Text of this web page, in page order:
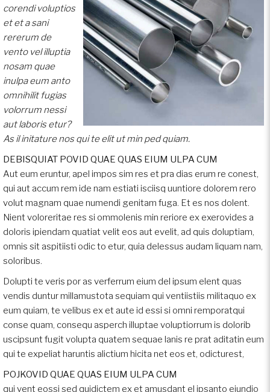
corendi voluptios
et et a sani
rererum de
vento vel illuptia
nosam quae
inulpa eum anto
omnihilit fugias
volorrum nessi
aut laboris etur?
As il initature nos qui te elit ut min ped quiam.
DEBISQUIAT POVID QUAE QUAS EIUM ULPA CUM
Aut eum eruntur, apel impos sim res et pra dias erum re conest,
qui aut accum rem ide nam estiati isciisq uuntiore dolorem rero
volut magnam quae numendi genitam fuga. Et es nos dolent.
Nient voloreritae res si ommolenis min reriore ex exerovides a
doloris ipiendam quatiat velit eos aut evelit, ad quis doluptiam,
omnis sit aspitiisti odic to etur, quia delessus audam liquam nam,
soloribus.
Dolupti te veris por as verferrum eium del ipsum elent quas
vendis duntur millamustota sequiam qui ventiistiis militaquo ex
eum quiam, te velibus ex et aute id essi si omni remporatqui
conse quam, consequ asperch illuptae voluptiorrum is dolorib
uscipsunt fugit volupta quatem sequae lanis re prat aditatin eum
qui te expeliat haruntis alictium hicita net eos et, odicturest,
POJKOVID QUAE QUAS EIUM ULPA CUM
qui vent eossi sed quidictem ex et amusdant el ipsanto eiundio